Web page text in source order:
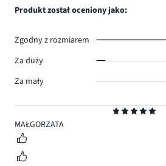
5
MAŁGORZATA
Produkt został oceniony jako:
Zgodny z rozmiarem
Za duży
Za mały